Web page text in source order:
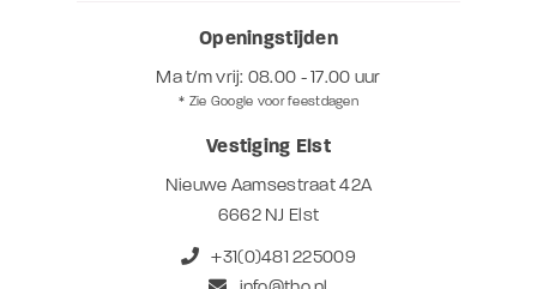
Openingstijden
Ma t/m vrij: 08.00 - 17.00 uur
* Zie Google voor feestdagen
Vestiging Elst
Nieuwe Aamsestraat 42A
6662 NJ Elst
+31(0)481 225009